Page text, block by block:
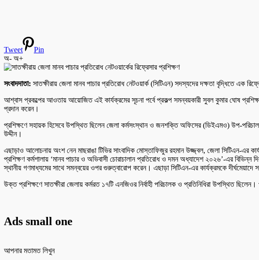
Tweet
Pin
অ- অ+
সংবাদদাতা: সাতক্ষীরায় জেলা মানব পাচার প্রতিরোধ নেটওয়ার্ক (সিটিএন) সদস্যদের দক্ষতা বৃদ্ধিতে এক
আশ্বাস প্রকল্পের আওতায় আয়োজিত এই কার্যক্রমের সূচনা পর্বে প্রকল্প সমন্বয়কারী সুবল কুমার ঘোষ
প্রদান করেন।
প্রশিক্ষণে সহায়ক হিসেবে উপস্থিত ছিলেন জেলা কর্মসংস্থান ও জনশক্তি অফিসের (ডিইএমও) উপ-
উদ্দীন।
এছাড়াও আলোচনায় অংশ নেন মাছরাঙা টিভির সাংবাদিক মোস্তাফিজুর রহমান উজ্জ্বল, জেলা সিটিএন-এর
প্রশিক্ষণ কর্মশালায় ‘মানব পাচার ও অভিবাসী চোরাচালান প্রতিরোধ ও দমন অধ্যাদেশ ২০২৬’-এর
স্থানীয় গণমাধ্যমের সাথে সমন্বয়ের ওপর গুরুত্বারোপ করেন। এছাড়া সিটিএন-এর কার্যক্রমকে দীর্ঘমেয়াদে
উক্ত প্রশিক্ষণে সাতক্ষীরা জেলায় কর্মরত ১৭টি এনজিওর নির্বাহী পরিচালক ও প্রতিনিধিরা উপস্থিত
Ads small one
আপনার মতামত লিখুন